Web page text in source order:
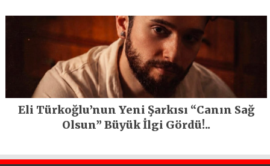
Eli Türkoğlu’nun Yeni Şarkısı “Canın Sağ
Olsun” Büyük İlgi Gördü!..